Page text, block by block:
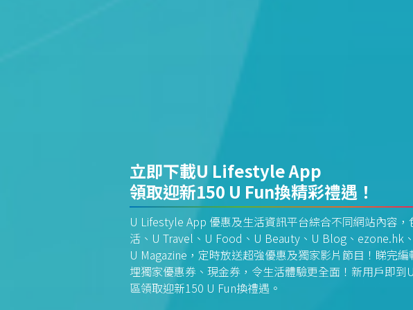
立即下載U Lifestyle App
領取迎新150 U Fun換精彩禮遇！
U Lifestyle App 優惠及生活資訊平台綜合不同網站內容，
活、U Travel、U Food、U Beauty、U Blog、ezone.hk、
U Magazine，定時放送超強優惠及獨家影片節目！睇完編
埋獨家優惠券、現金券，令生活體驗更全面！新用戶即到
區領取迎新150 U Fun換禮遇。